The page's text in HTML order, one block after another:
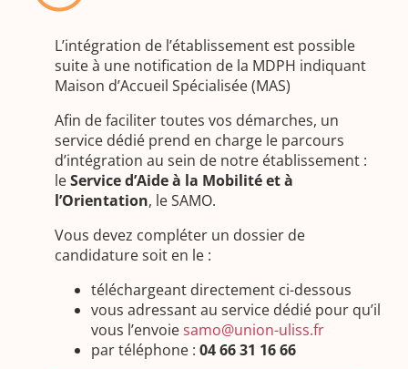
L’intégration de l’établissement est possible
suite à une notification de la MDPH indiquant
Maison d’Accueil Spécialisée (MAS)
Afin de faciliter toutes vos démarches, un
service dédié prend en charge le parcours
d’intégration au sein de notre établissement :
leService d’Aide à la Mobilité et à
l’Orientation, le SAMO.
Vous devez compléter un dossier de
candidature soit en le :
téléchargeant directement ci-dessous
vous adressant au service dédié pour qu’il
vous l’envoiesamo@union-uliss.fr
par téléphone : 04 66 31 16 66